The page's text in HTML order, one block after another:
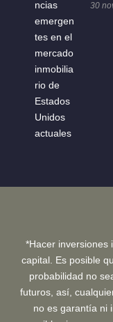
30
*Hacer inversiones
capital. Es posible
probabilidad no
futuros, así,
no es garantía ni